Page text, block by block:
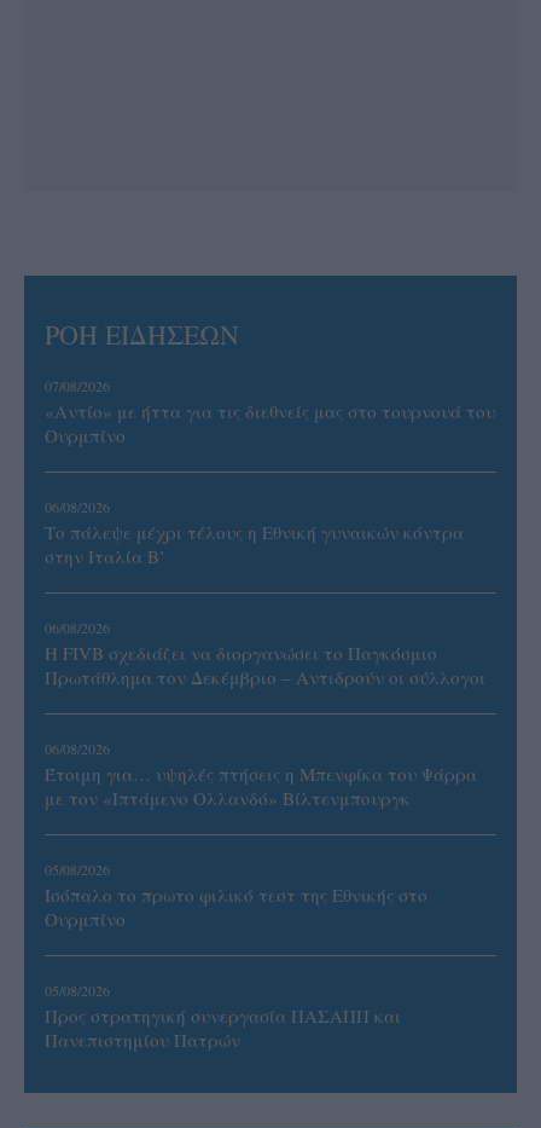
ΡΟΗ ΕΙΔΗΣΕΩΝ
07/08/2026
«Αντίο» με ήττα για τις διεθνείς μας στο τουρνουά του
Ουρμπίνο
06/08/2026
Το πάλεψε μέχρι τέλους η Εθνική γυναικών κόντρα
στην Ιταλία Β’
06/08/2026
Η FIVB σχεδιάζει να διοργανώσει το Παγκόσμιο
Πρωτάθλημα τον Δεκέμβριο – Αντιδρούν οι σύλλογοι
06/08/2026
Έτοιμη για… υψηλές πτήσεις η Μπενφίκα του Ψάρρα
με τον «Ιπτάμενο Ολλανδό» Βίλτενμπουργκ
05/08/2026
Ισόπαλο το πρωτο φιλικό τεστ της Εθνικής στο
Ουρμπίνο
05/08/2026
Προς στρατηγική συνεργασία ΠΑΣΑΠΠ και
Πανεπιστημίου Πατρών